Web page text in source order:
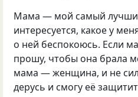
Мама — мой самый
интересуется, какое у
о ней беспокоюсь. Если
прошу, чтобы она брала
мама — женщина, и не
дерусь и смогу её